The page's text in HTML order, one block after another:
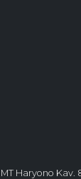
Haryono Kav.